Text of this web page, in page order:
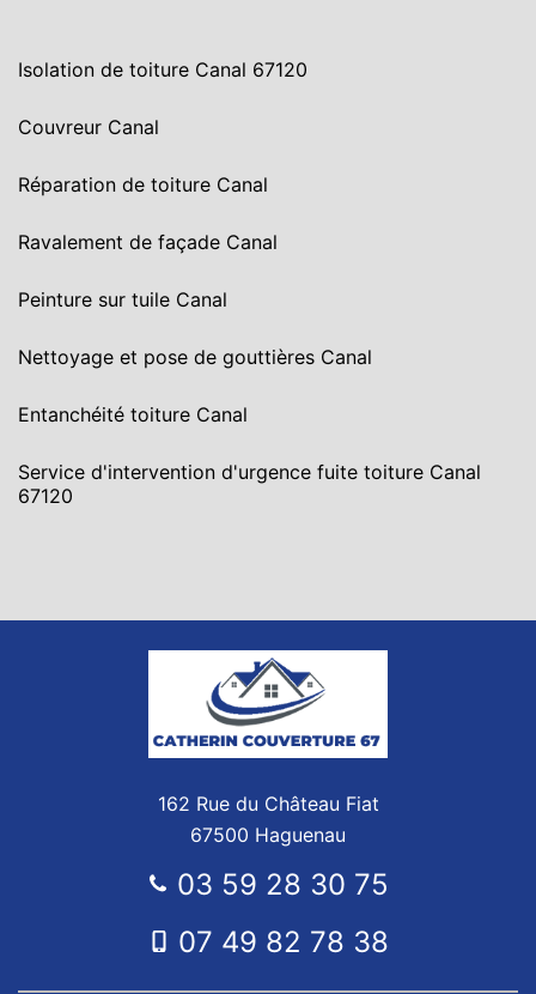
Isolation de toiture Canal 67120
Couvreur Canal
Réparation de toiture Canal
Ravalement de façade Canal
Peinture sur tuile Canal
Nettoyage et pose de gouttières Canal
Entanchéité toiture Canal
Service d'intervention d'urgence fuite toiture Canal
67120
162 Rue du Château Fiat
67500 Haguenau
03 59 28 30 75
07 49 82 78 38